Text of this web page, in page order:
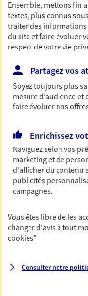
Découvrir les offres
Retraite
votre vie avec les
notre solution
spécialement
Découvrir l'offre
Pour un avenir
contrat
d'accident ou de
garanties
invalidité ou de
Découvrir l'offre
Couvrez vos
votre famille avec
Ensemble, mettons fin
textes, plus connus
traiter des
du site et faire évoluer
respect de votre vie
Partagez vos
Soyez toujours plus
mesure d’audience et
faire évoluer nos
Enrichissez
Naviguez selon vos
marketing et de
d'afficher du contenu
publicités
campagnes.
Vous êtes libre de les
changer d'avis à tout
cookies"
Consulter notre